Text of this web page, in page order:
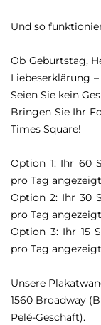
Und so
Ob Geburtstag,
Liebeserklärung
Seien Sie kein
Bringen Sie Ihr
Times Square!
Option 1: Ihr 60
pro Tag
Option 2: Ihr 30
pro Tag angezeigt
Option 3: Ihr 15
pro Tag
Unsere
1560 Broadway
Pelé-Geschäft).